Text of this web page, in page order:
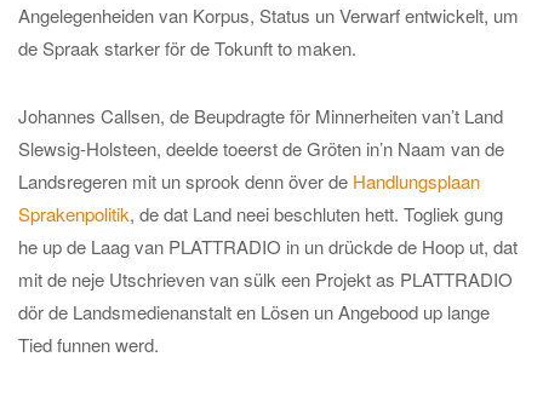
Angelegenheiden van Korpus, Status un Verwarf entwickelt, um
de Spraak starker för de Tokunft to maken.
Johannes Callsen, de Beupdragte för Minnerheiten van’t Land
Slewsig-Holsteen, deelde toeerst de Gröten in’n Naam van de
Landsregeren mit un sprook denn över de Handlungsplaan
Sprakenpolitik, de dat Land neei beschluten hett. Togliek gung
he up de Laag van PLATTRADIO in un drückde de Hoop ut, dat
mit de neje Utschrieven van sülk een Projekt as PLATTRADIO
dör de Landsmedienanstalt en Lösen un Angebood up lange
Tied funnen werd.